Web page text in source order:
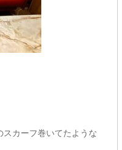
カーフ巻いてたような